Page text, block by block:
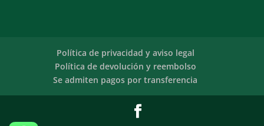
Política de privacidad y aviso legal
Política de devolución y reembolso
Se admiten pagos por transferencia